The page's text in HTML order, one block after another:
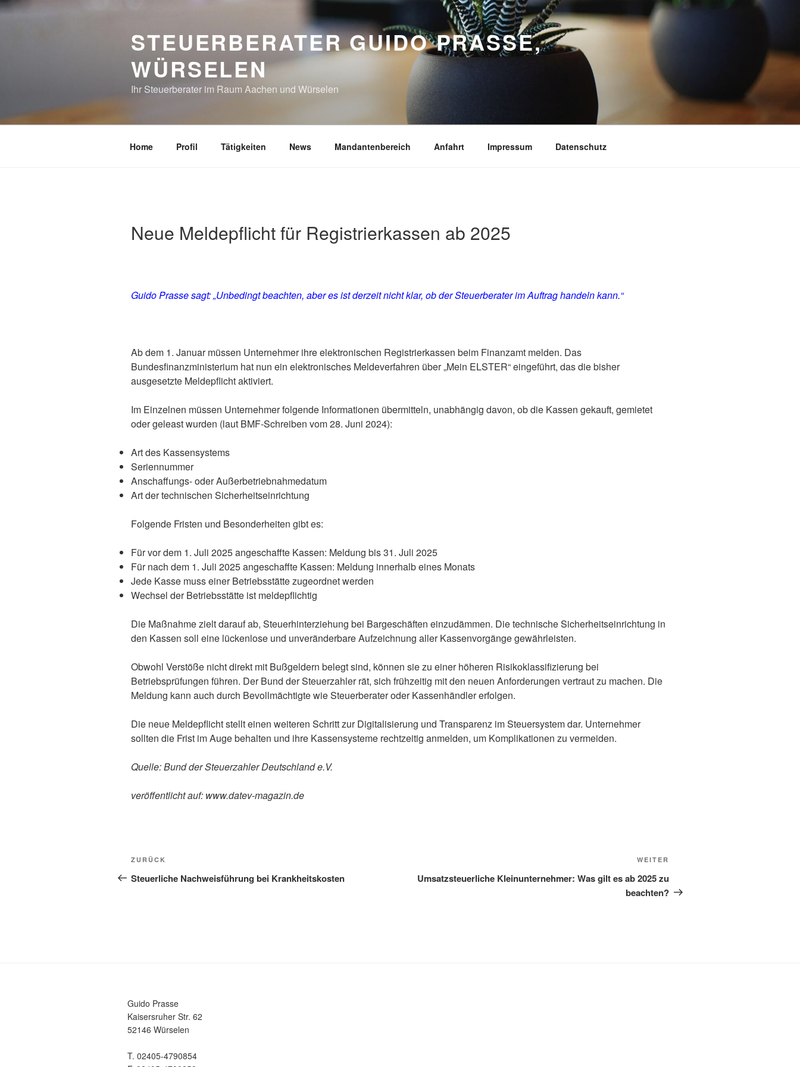
Zum
STEUERBERATER GUIDO PRASSE,
WÜRSELEN
Ihr Steuerberater im Raum Aachen und Würselen
Home Profil Tätigkeiten News Mandantenbereich Anfahrt Impressum Datenschutz
Neue Meldepflicht für Registrierkassen ab 2025
Guido Prasse sagt: „Unbedingt beachten, aber es ist derzeit nicht klar, ob der Steuerberater im Auftrag handeln kann.“
Ab dem 1. Januar müssen Unternehmer ihre elektronischen Registrierkassen beim Finanzamt melden. Das
Bundesfinanzministerium hat nun ein elektronisches Meldeverfahren über „Mein ELSTER“ eingeführt, das die bisher
ausgesetzte Meldepflicht aktiviert.
Im Einzelnen müssen Unternehmer folgende Informationen übermitteln, unabhängig davon, ob die Kassen gekauft, gemietet
oder geleast wurden (laut BMF-Schreiben vom 28. Juni 2024):
Art des Kassensystems
Seriennummer
Anschaffungs- oder Außerbetriebnahmedatum
Art der technischen Sicherheitseinrichtung
Folgende Fristen und Besonderheiten gibt es:
Für vor dem 1. Juli 2025 angeschaffte Kassen: Meldung bis 31. Juli 2025
Für nach dem 1. Juli 2025 angeschaffte Kassen: Meldung innerhalb eines Monats
Jede Kasse muss einer Betriebsstätte zugeordnet werden
Wechsel der Betriebsstätte ist meldepflichtig
Die Maßnahme zielt darauf ab, Steuerhinterziehung bei Bargeschäften einzudämmen. Die technische Sicherheitseinrichtung in
den Kassen soll eine lückenlose und unveränderbare Aufzeichnung aller Kassenvorgänge gewährleisten.
Obwohl Verstöße nicht direkt mit Bußgeldern belegt sind, können sie zu einer höheren Risikoklassifizierung bei
Betriebsprüfungen führen. Der Bund der Steuerzahler rät, sich frühzeitig mit den neuen Anforderungen vertraut zu machen. Die
Meldung kann auch durch Bevollmächtigte wie Steuerberater oder Kassenhändler erfolgen.
Die neue Meldepflicht stellt einen weiteren Schritt zur Digitalisierung und Transparenz im Steuersystem dar. Unternehmer
sollten die Frist im Auge behalten und ihre Kassensysteme rechtzeitig anmelden, um Komplikationen zu vermeiden.
Quelle: Bund der Steuerzahler Deutschland e.V.
veröffentlicht auf: www.datev-magazin.de
Beitragsnavigation
Vorheriger
Beitrag
ZURÜCK
Steuerliche Nachweisführung bei Krankheitskosten
WEITER
Umsatzsteuerliche Kleinunternehmer: Was gilt es ab 2025 zu
beachten?
Guido Prasse
Kaisersruher Str. 62
52146 Würselen
T. 02405-4790854